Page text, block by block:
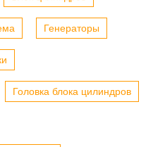
Генераторы
Головка блока цилиндров